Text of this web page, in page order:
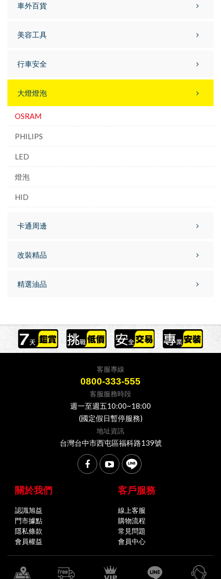
車外百貨
美容工具
行車安全
大燈燈泡
OSRAM
PHILIPS
LED
燈泡
HID
卡通周邊
改裝精品
精選油品
客服專線
0800-333-555
客服服務時段
週一至週五10:00~18:00
(國定假日暫停服務)
地址資訊
台灣台中市西屯區福科路139號
關於我們
認識旭益
門市據點
隱私條款
會員權益
客戶服務
線上客服
購物流程
常見問題
會員中心